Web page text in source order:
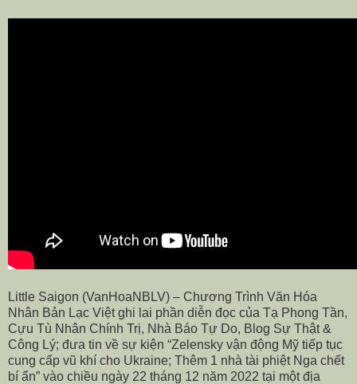
Little Saigon (VanHoaNBLV) – Chương Trình Văn Hóa
Nhân Bản Lạc Việt ghi lai phần diễn đọc của Tạ Phong Tần,
Cựu Tù Nhân Chính Trị, Nhà Báo Tự Do, Blog Sự Thật &
Công Lý; đưa tin về sự kiện “Zelensky vận động Mỹ tiếp tục
cung cấp vũ khí cho Ukraine; Thêm 1 nhà tài phiệt Nga chết
bí ẩn” vào chiều ngày 22 tháng 12 năm 2022 tại một địa